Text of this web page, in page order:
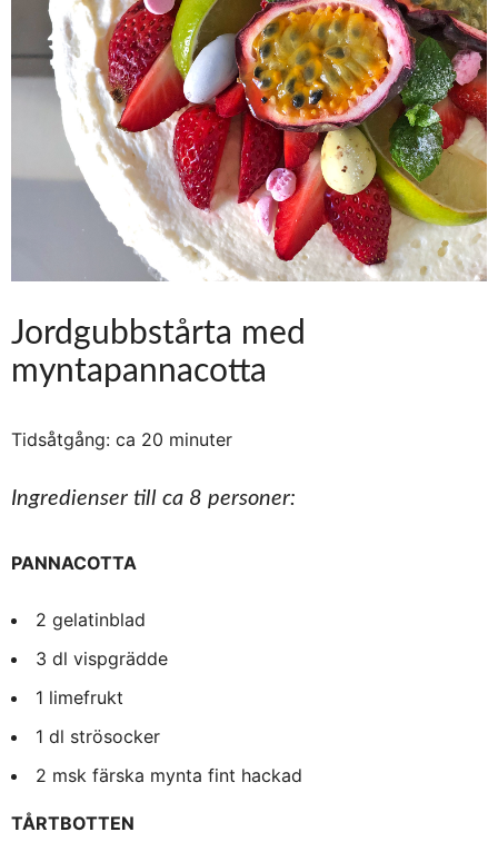
Jordgubbstårta med
myntapannacotta
Tidsåtgång: ca 20 minuter
Ingredienser till ca 8 personer:
PANNACOTTA
2 gelatinblad
3 dl vispgrädde
1 limefrukt
1 dl strösocker
2 msk färska mynta fint hackad
TÅRTBOTTEN